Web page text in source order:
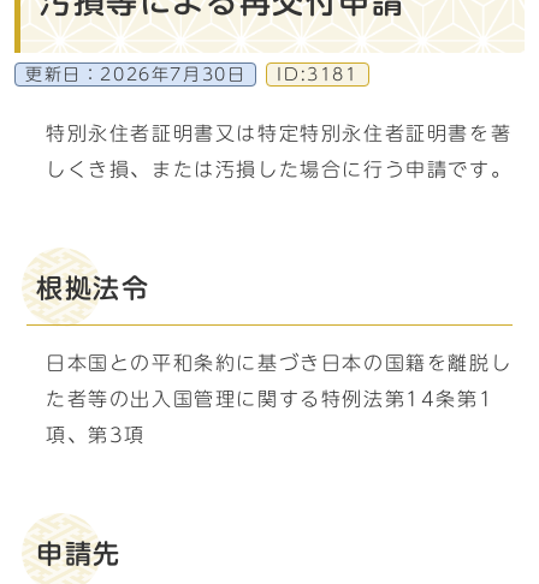
更新日： 2026年7月30日 ID:3181
特別永住者証明書又は特定特別永住者証明書を著
しくき損、または汚損した場合に行う申請です。
根拠法令
日本国との平和条約に基づき日本の国籍を離脱し
た者等の出入国管理に関する特例法第14条第1
項、第3項
申請先